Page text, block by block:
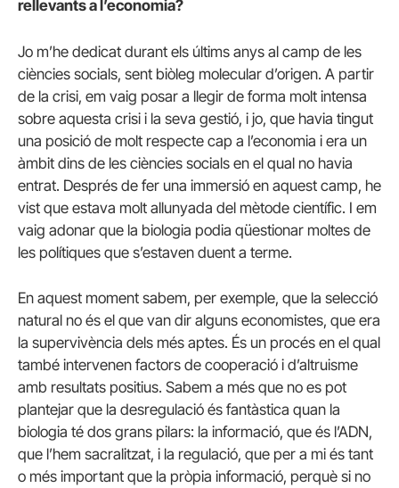
rellevants a l’economia?
Jo m’he dedicat durant els últims anys al camp de les
ciències socials, sent biòleg molecular d’origen. A partir
de la crisi, em vaig posar a llegir de forma molt intensa
sobre aquesta crisi i la seva gestió, i jo, que havia tingut
una posició de molt respecte cap a l’economia i era un
àmbit dins de les ciències socials en el qual no havia
entrat. Després de fer una immersió en aquest camp, he
vist que estava molt allunyada del mètode científic. I em
vaig adonar que la biologia podia qüestionar moltes de
les polítiques que s’estaven duent a terme.
En aquest moment sabem, per exemple, que la selecció
natural no és el que van dir alguns economistes, que era
la supervivència dels més aptes. És un procés en el qual
també intervenen factors de cooperació i d’altruisme
amb resultats positius. Sabem a més que no es pot
plantejar que la desregulació és fantàstica quan la
biologia té dos grans pilars: la informació, que és l’ADN,
que l’hem sacralitzat, i la regulació, que per a mi és tant
o més important que la pròpia informació, perquè si no